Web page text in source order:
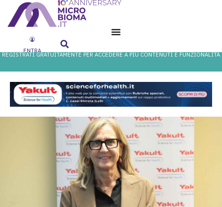
ENTRA
REGISTRATI GRATUITAMENTE PER ACCEDERE A PIÙ CONTENUTI E FUNZIONALITÀ